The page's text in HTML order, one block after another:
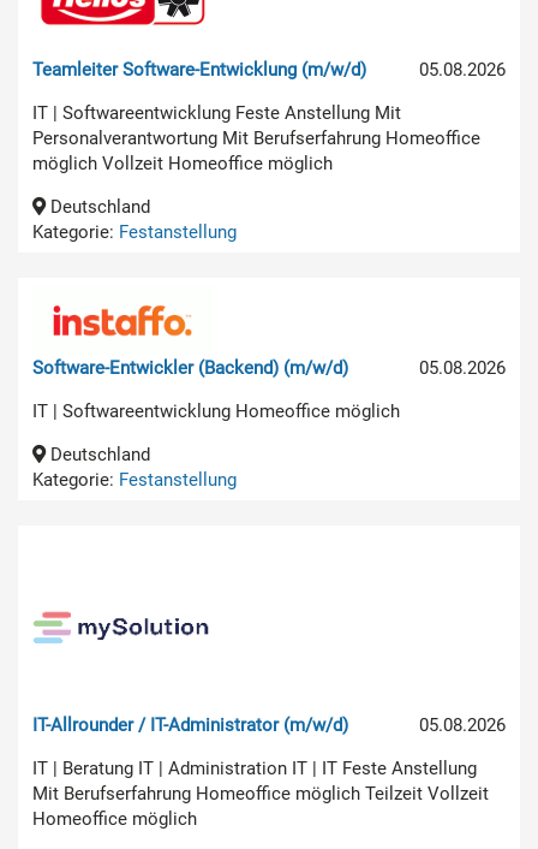
05.08.2026
Teamleiter Software-Entwicklung (m/w/d)
IT | Softwareentwicklung Feste Anstellung Mit
Personalverantwortung Mit Berufserfahrung Homeoffice
möglich Vollzeit Homeoffice möglich
Deutschland
Kategorie: Festanstellung
05.08.2026
Software-Entwickler (Backend) (m/w/d)
IT | Softwareentwicklung Homeoffice möglich
Deutschland
Kategorie: Festanstellung
05.08.2026
IT-Allrounder / IT-Administrator (m/w/d)
IT | Beratung IT | Administration IT | IT Feste Anstellung
Mit Berufserfahrung Homeoffice möglich Teilzeit Vollzeit
Homeoffice möglich